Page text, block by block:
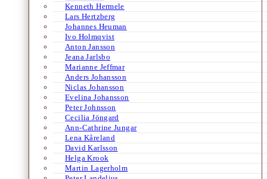
Kenneth Hermele
Lars Hertzberg
Johannes Heuman
Ivo Holmqvist
Anton Jansson
Jeana Jarlsbo
Marianne Jeffmar
Anders Johansson
Niclas Johansson
Evelina Johansson
Peter Johnsson
Cecilia Jöngard
Ann-Cathrine Jungar
Lena Kåreland
David Karlsson
Helga Krook
Martin Lagerholm